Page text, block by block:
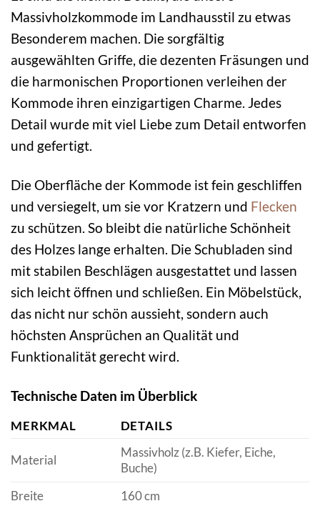
Massivholzkommode im Landhausstil zu etwas
Besonderem machen. Die sorgfältig
ausgewählten Griffe, die dezenten Fräsungen und
die harmonischen Proportionen verleihen der
Kommode ihren einzigartigen Charme. Jedes
Detail wurde mit viel Liebe zum Detail entworfen
und gefertigt.
Die Oberfläche der Kommode ist fein geschliffen
und versiegelt, um sie vor Kratzern und Flecken
zu schützen. So bleibt die natürliche Schönheit
des Holzes lange erhalten. Die Schubladen sind
mit stabilen Beschlägen ausgestattet und lassen
sich leicht öffnen und schließen. Ein Möbelstück,
das nicht nur schön aussieht, sondern auch
höchsten Ansprüchen an Qualität und
Funktionalität gerecht wird.
Technische Daten im Überblick
MERKMAL DETAILS
Material
Massivholz (z.B. Kiefer, Eiche,
Buche)
Breite
160 cm